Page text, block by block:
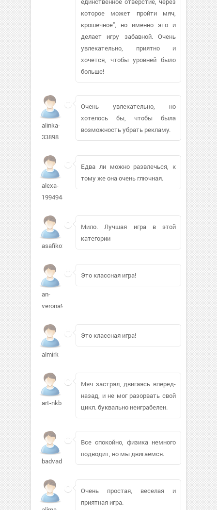
которое может пройти мяч,
крошечное", но именно это и
делает игру забавной. Очень
увлекательно, приятно и
хочется, чтобы уровней было
больше!
alinka-
33898
Очень увлекательно, но
хотелось бы, чтобы была
возможность убрать рекламу.
alexa-
1994944
Едва ли можно развлечься, к
тому же она очень глючная.
asafiko295
Мило. Лучшая игра в этой
категории
an-
verona978
Это классная игра!
almirk
Это классная игра!
art-nkb
Мяч застрял, двигаясь вперед-
назад, и не мог разорвать свой
цикл. буквально неиграбелен.
badvadim668
Все спокойно, физика немного
подводит, но мы двигаемся.
Очень простая, веселая и
приятная игра.